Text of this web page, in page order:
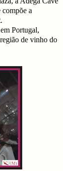
compõe a
Portugal,
de vinho do